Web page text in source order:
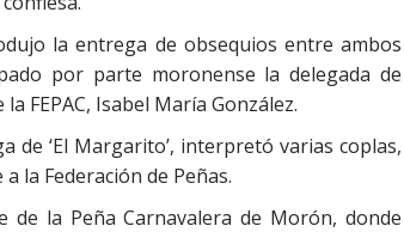
la entrega de obsequios entre ambos
por parte moronense la delegada de
FEPAC, Isabel María González.
‘El Margarito’, interpretó varias coplas,
la Federación de Peñas.
de la Peña Carnavalera de Morón, donde